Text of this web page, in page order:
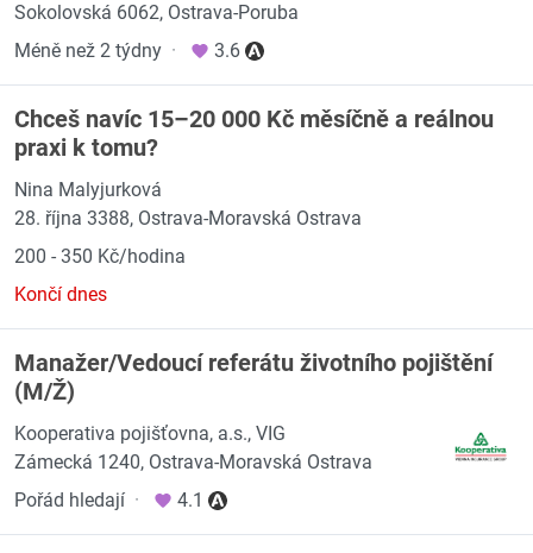
Sokolovská 6062, Ostrava-Poruba
Méně než 2 týdny · 3.6
Chceš navíc 15–20 000 Kč měsíčně a reálnou
praxi k tomu?
Nina Malyjurková
28. října 3388, Ostrava-Moravská Ostrava
200 - 350 Kč/hodina
Končí dnes
Manažer/Vedoucí referátu životního pojištění
(M/Ž)
Kooperativa pojišťovna, a.s., VIG
Zámecká 1240, Ostrava-Moravská Ostrava
Pořád hledají · 4.1